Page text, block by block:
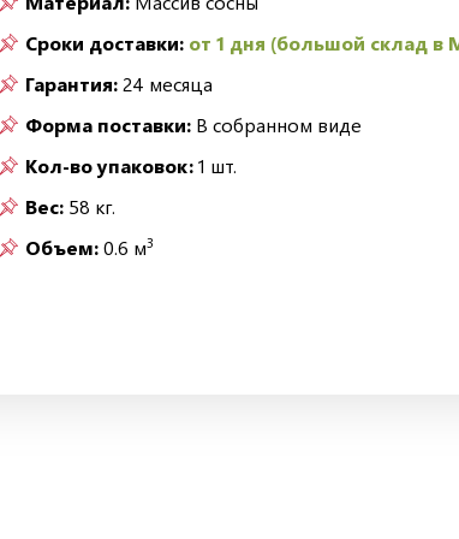
Сроки доставки: от 1 дня (большой склад в
Гарантия:24 месяца
Форма поставки: В собранном виде
Кол-во упаковок:1 шт.
Вес: 58 кг.
Объем:0.6 м3